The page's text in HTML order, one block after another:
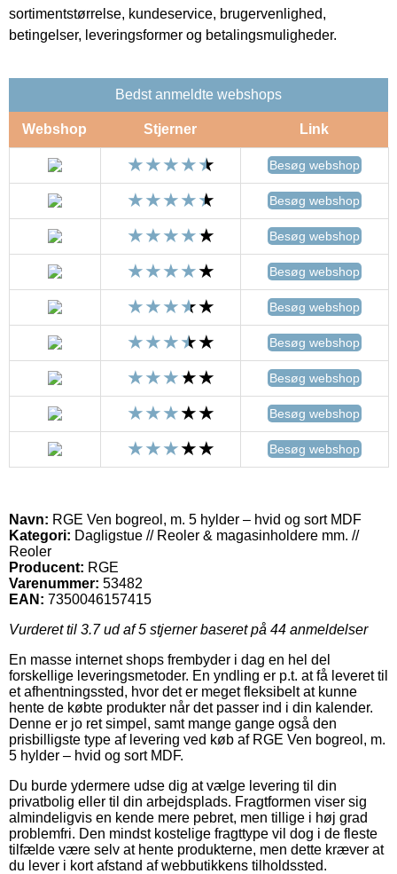
sortimentstørrelse, kundeservice, brugervenlighed,
betingelser, leveringsformer og betalingsmuligheder.
Bedst anmeldte webshops
Webshop Stjerner Link
Besøg webshop
Besøg webshop
Besøg webshop
Besøg webshop
Besøg webshop
Besøg webshop
Besøg webshop
Besøg webshop
Besøg webshop
Navn: RGE Ven bogreol, m. 5 hylder – hvid og sort MDF
Kategori: Dagligstue // Reoler & magasinholdere mm. //
Reoler
Producent: RGE
Varenummer: 53482
EAN: 7350046157415
Vurderet til 3.7ud af 5 stjerner baseret på 44 anmeldelser
En masse internet shops frembyder i dag en hel del
forskellige leveringsmetoder. En yndling er p.t. at få leveret til
et afhentningssted, hvor det er meget fleksibelt at kunne
hente de købte produkter når det passer ind i din kalender.
Denne er jo ret simpel, samt mange gange også den
prisbilligste type af levering ved køb af RGE Ven bogreol, m.
5 hylder – hvid og sort MDF.
Du burde ydermere udse dig at vælge levering til din
privatbolig eller til din arbejdsplads. Fragtformen viser sig
almindeligvis en kende mere pebret, men tillige i høj grad
problemfri. Den mindst kostelige fragttype vil dog i de fleste
tilfælde være selv at hente produkterne, men dette kræver at
du lever i kort afstand af webbutikkens tilholdssted.